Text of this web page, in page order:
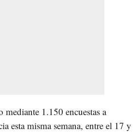
mediante 1.150 encuestas a
esta misma semana, entre el 17 y